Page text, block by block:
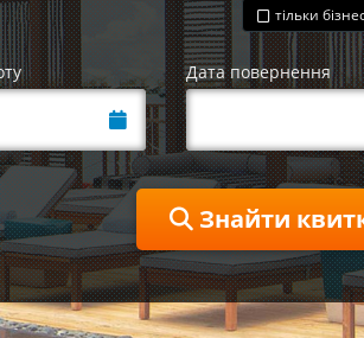
тільки
Дата повернення
Знайти